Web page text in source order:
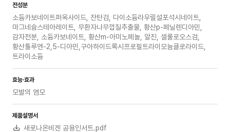
전성분
소듐카보네이트퍼옥사이드, 잔탄검, 다이소듐라우릴설포석시네이트,
마그네슘스테아레이트, 무환자나무껍질추출물, 황산p-페닐렌디아민,
감자전분, 소듐카보네이트, 황산m-아미노페놀, 알진, 셀룰로오스검,
황산톨루엔-2,5-디아민,구아하이드록시프로필트라이모늄클로라이드,
트라이소듐
효능·효과
모발의 염모
제품설명서
새로나온비겐 공용인서트.pdf